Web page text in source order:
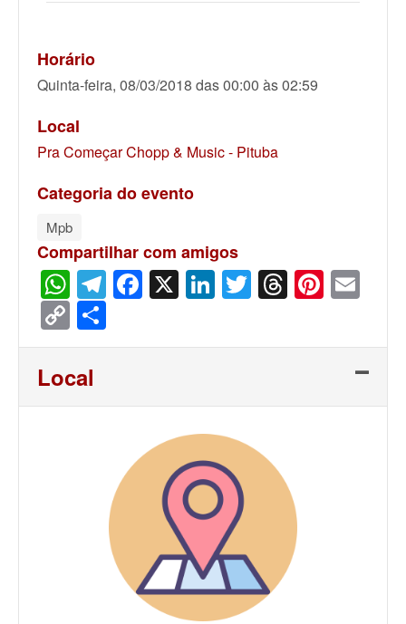
Horário
Quinta-feira, 08/03/2018 das 00:00 às 02:59
Local
Pra Começar Chopp & Music - Pituba
Categoria do evento
Mpb
Compartilhar com amigos
WhatsApp
Telegram
Facebook
X LinkedIn
Twitter
Threads
Copy
Link
Local